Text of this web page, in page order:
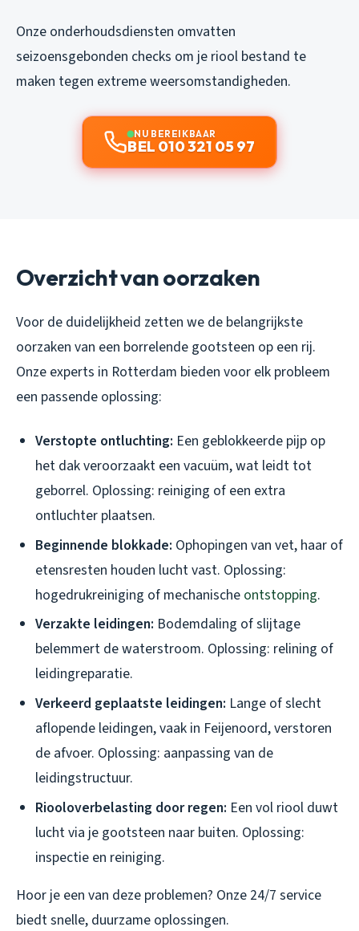
Onze onderhoudsdiensten omvatten
seizoensgebonden checks om je riool bestand te
maken tegen extreme weersomstandigheden.
NU BEREIKBAAR
BEL 010 321 05 97
Overzicht van oorzaken
Voor de duidelijkheid zetten we de belangrijkste
oorzaken van een borrelende gootsteen op een rij.
Onze experts in Rotterdam bieden voor elk probleem
een passende oplossing:
Verstopte ontluchting: Een geblokkeerde pijp op
het dak veroorzaakt een vacuüm, wat leidt tot
geborrel. Oplossing: reiniging of een extra
ontluchter plaatsen.
Beginnende blokkade: Ophopingen van vet, haar of
etensresten houden lucht vast. Oplossing:
hogedrukreiniging of mechanische ontstopping.
Verzakte leidingen: Bodemdaling of slijtage
belemmert de waterstroom. Oplossing: relining of
leidingreparatie.
Verkeerd geplaatste leidingen: Lange of slecht
aflopende leidingen, vaak in Feijenoord, verstoren
de afvoer. Oplossing: aanpassing van de
leidingstructuur.
Riooloverbelasting door regen: Een vol riool duwt
lucht via je gootsteen naar buiten. Oplossing:
inspectie en reiniging.
Hoor je een van deze problemen? Onze 24/7 service
biedt snelle, duurzame oplossingen.